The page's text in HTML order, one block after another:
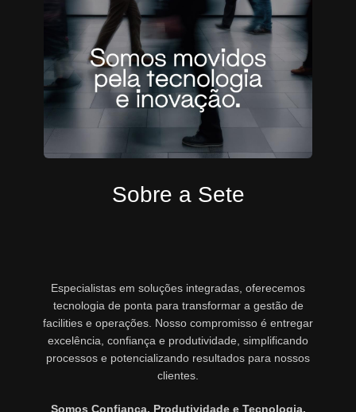
Sobre a Sete
Especialistas em soluções integradas, oferecemos
tecnologia de ponta para transformar a gestão de
facilities e operações. Nosso compromisso é entregar
excelência, confiança e produtividade, simplificando
processos e potencializando resultados para nossos
clientes.
Somos Confiança, Produtividade e Tecnologia.